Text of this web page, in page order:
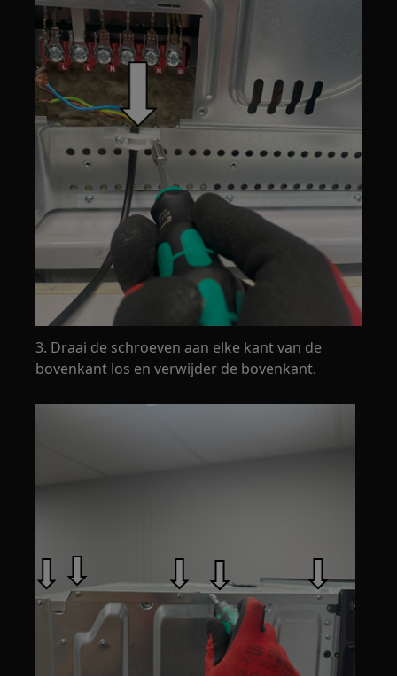
3. Draai de schroeven aan elke kant van de
bovenkant los en verwijder de bovenkant.